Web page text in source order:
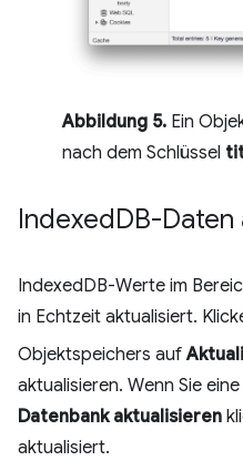
Abbildung 5. Ein
nach dem Schlüssel
IndexedDB-
IndexedDB-Werte im
in Echtzeit aktualisiert.
Objektspeichers auf
aktualisieren. Wenn Sie
Datenbank aktualisieren
aktualisiert.